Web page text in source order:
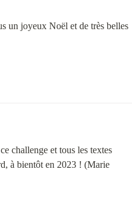
un joyeux Noël et de très belles
challenge et tous les textes
à bientôt en 2023 ! (Marie